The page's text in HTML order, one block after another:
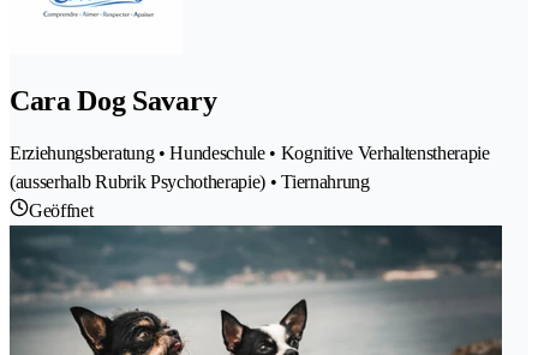
Cara Dog Savary
Erziehungsberatung • Hundeschule • Kognitive Verhaltenstherapie
(ausserhalb Rubrik Psychotherapie) • Tiernahrung
Geöffnet